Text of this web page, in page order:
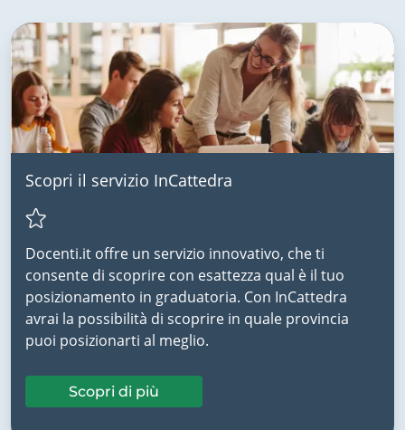
Scopri il servizio InCattedra
Docenti.it offre un servizio innovativo, che ti
consente di scoprire con esattezza qual è il tuo
posizionamento in graduatoria. Con InCattedra
avrai la possibilità di scoprire in quale provincia
puoi posizionarti al meglio.
Scopri di più